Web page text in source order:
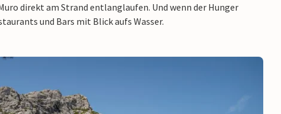
direkt am Strand entlanglaufen. Und wenn der Hunger
und Bars mit Blick aufs Wasser.